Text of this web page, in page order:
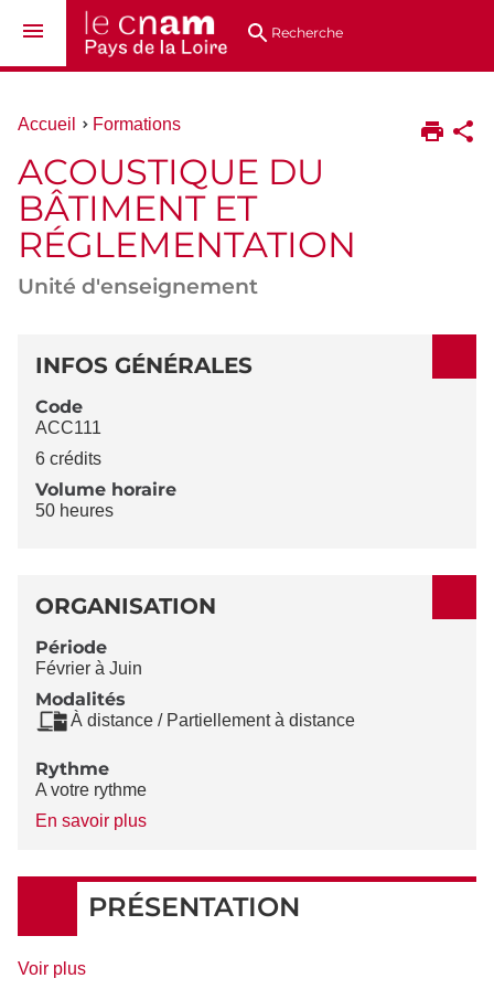
au
directsRecherche
Vous
ici :
Accueil Formations
ACOUSTIQUE DU
BÂTIMENT ET
RÉGLEMENTATION
Unité d'enseignement
DÉTAILS
INFOS GÉNÉRALES
Code
ACC111
6 crédits
Volume horaire
50 heures
ORGANISATION
Période
Février à Juin
Modalités
À distance / Partiellement à distance
Rythme
A votre rythme
En savoir plusà
Rythme
PRÉSENTATION
Voir plusde